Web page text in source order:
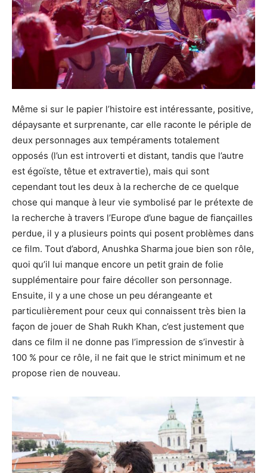
Même si sur le papier l’histoire est intéressante, positive,
dépaysante et surprenante, car elle raconte le périple de
deux personnages aux tempéraments totalement
opposés (l’un est introverti et distant, tandis que l’autre
est égoïste, têtue et extravertie), mais qui sont
cependant tout les deux à la recherche de ce quelque
chose qui manque à leur vie symbolisé par le prétexte de
la recherche à travers l’Europe d’une bague de fiançailles
perdue, il y a plusieurs points qui posent problèmes dans
ce film. Tout d’abord, Anushka Sharma joue bien son rôle,
quoi qu’il lui manque encore un petit grain de folie
supplémentaire pour faire décoller son personnage.
Ensuite, il y a une chose un peu dérangeante et
particulièrement pour ceux qui connaissent très bien la
façon de jouer de Shah Rukh Khan, c’est justement que
dans ce film il ne donne pas l’impression de s’investir à
100 % pour ce rôle, il ne fait que le strict minimum et ne
propose rien de nouveau.